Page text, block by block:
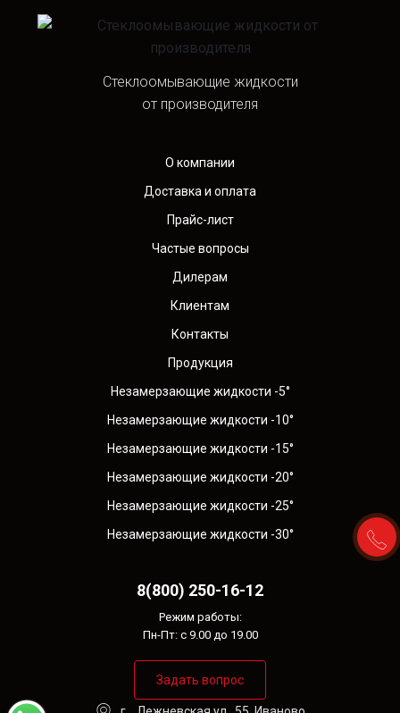
Стеклоомывающие жидкости
от производителя
О компании
Доставка и оплата
Прайс-лист
Частые вопросы
Дилерам
Клиентам
Контакты
Продукция
Незамерзающие жидкости -5°
Незамерзающие жидкости -10°
Незамерзающие жидкости -15°
Незамерзающие жидкости -20°
Незамерзающие жидкости -25°
Незамерзающие жидкости -30°
8(800) 250-16-12
Режим работы:
Пн-Пт: с 9.00 до 19.00
Задать вопрос